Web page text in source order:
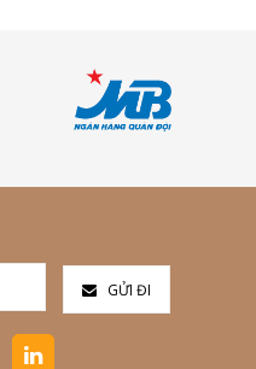
GỬI ĐI